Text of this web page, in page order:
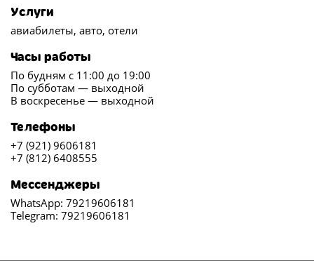
Услуги
авиабилеты, авто, отели
Часы работы
По будням с 11:00 до 19:00
По субботам — выходной
В воскресенье — выходной
Телефоны
+7 (921) 9606181
+7 (812) 6408555
Мессенджеры
WhatsApp: 79219606181
Telegram: 79219606181